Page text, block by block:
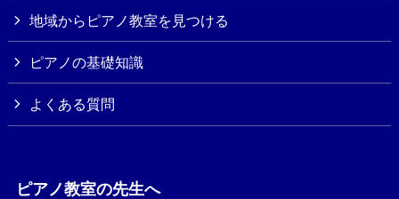
地域からピアノ教室を見つける
ピアノの基礎知識
よくある質問
ピアノ教室の先生へ